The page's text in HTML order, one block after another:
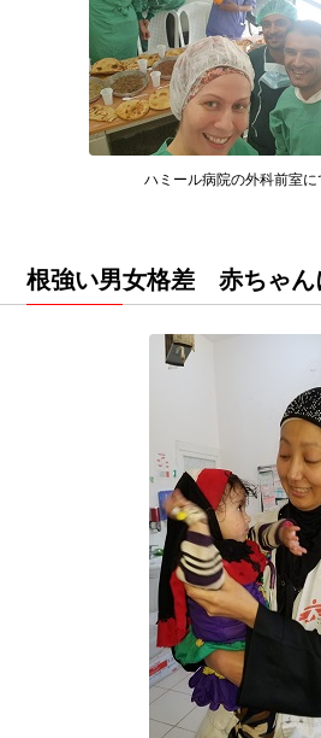
ハミール病院の外科前室
根強い男女格差 赤ちゃん